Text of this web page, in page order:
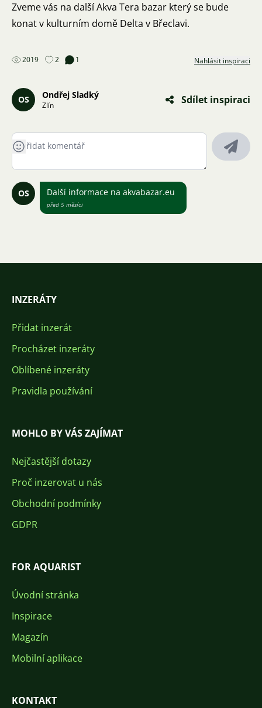
Zveme vás na další Akva Tera bazar který se bude
konat v kulturním domě Delta v Břeclavi.
2019 2 1 Nahlásit inspiraci
OS Ondřej Sladký
Zlín Sdílet inspiraci
OS Další informace na akvabazar.eu
před 5 měsíci
INZERÁTY
Přidat inzerát
Procházet inzeráty
Oblíbené inzeráty
Pravidla používání
MOHLO BY VÁS ZAJÍMAT
Nejčastější dotazy
Proč inzerovat u nás
Obchodní podmínky
GDPR
FOR AQUARIST
Úvodní stránka
Inspirace
Magazín
Mobilní aplikace
KONTAKT